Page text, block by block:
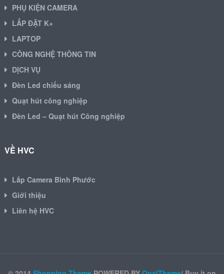
PHỤ KIỆN CAMERA
LẮP ĐẶT K+
LAPTOP
CÔNG NGHỆ THÔNG TIN
DỊCH VỤ
Đèn Led chiếu sáng
Quạt hút công nghiệp
Đèn Led – Quạt hút Công nghiệp
VỀ HVC
Lắp Camera Bình Phước
Giới thiệu
Liên hệ HVC